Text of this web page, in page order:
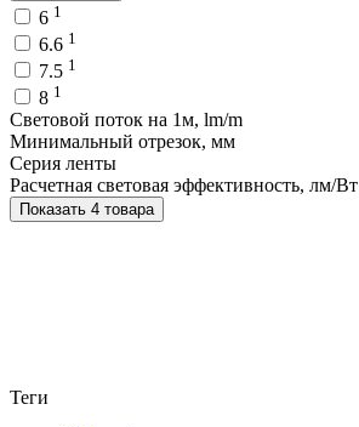
6 1
6.6 1
7.5 1
8 1
Световой поток на 1м, lm/m
Минимальный отрезок, мм
Серия ленты
Расчетная световая эффективность, лм/Вт
Показать 4 товара
Теги